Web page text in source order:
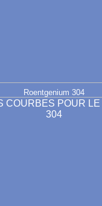
Roentgenium 304